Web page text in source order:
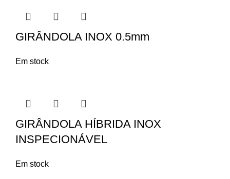
GIRÂNDOLA INOX 0.5mm
Em stock
GIRÂNDOLA HÍBRIDA INOX
INSPECIONÁVEL
Em stock